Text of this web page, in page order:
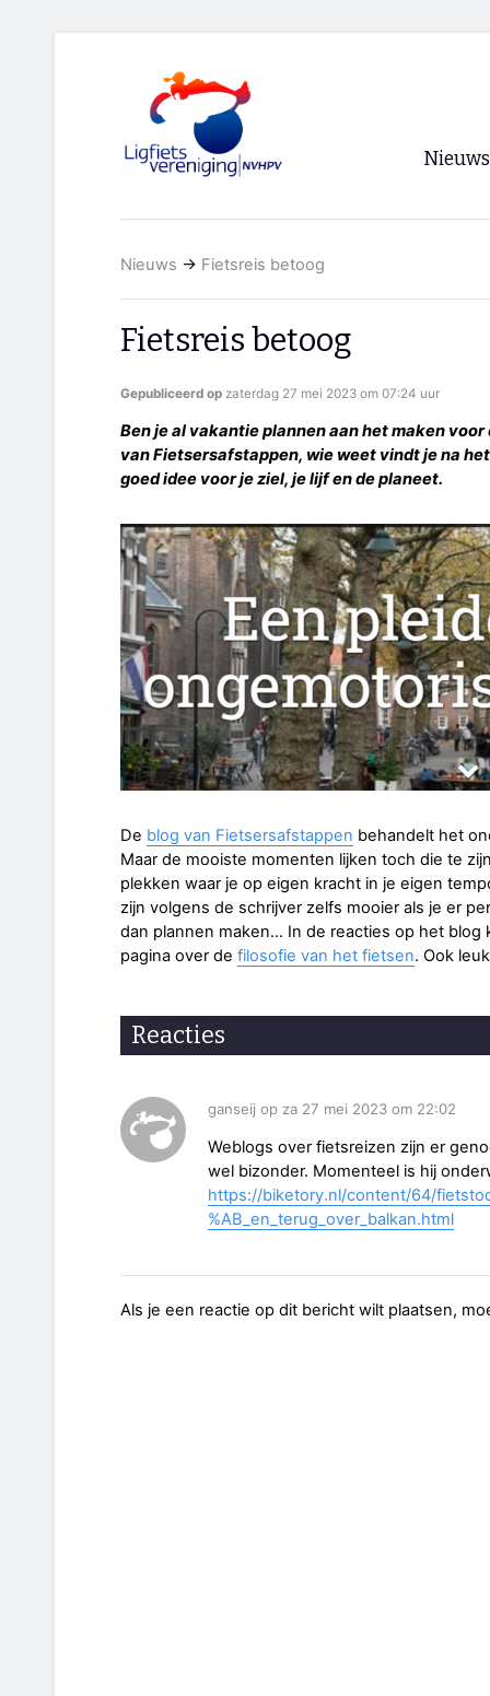
Nieuws
Nieuws → Fietsreis betoog
Fietsreis betoog
Gepubliceerd op zaterdag 27 mei 2023 om 07:24 uur
Ben je al vakantie plannen aan het maken
van Fietsersafstappen, wie weet vindt je na
goed idee voor je ziel, je lijf en de planeet.
De blog van Fietsersafstappen behandelt het
Maar de mooiste momenten lijken toch die te
plekken waar je op eigen kracht in je eigen
zijn volgens de schrijver zelfs mooier als je er
dan plannen maken... In de reacties op het
pagina over de filosofie van het fietsen. Ook
Reacties
ganseij op za 27 mei 2023 om 22:02
Weblogs over fietsreizen zijn er
wel bizonder. Momenteel is hij
https://biketory.nl/content/64/
%AB_en_terug_over_balkan.html
Als je een reactie op dit bericht wilt plaatsen,